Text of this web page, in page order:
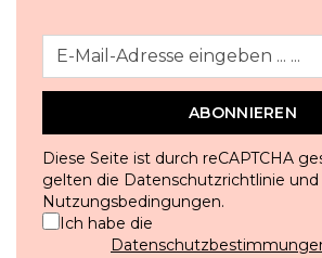
ABONNIEREN
Diese Seite ist durch reCAPTCHA
gelten die Datenschutzrichtlinie und
Nutzungsbedingungen.
Ich habe die